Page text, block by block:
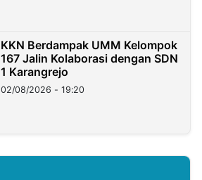
KKN Berdampak UMM Kelompok
167 Jalin Kolaborasi dengan SDN
1 Karangrejo
02/08/2026 - 19:20